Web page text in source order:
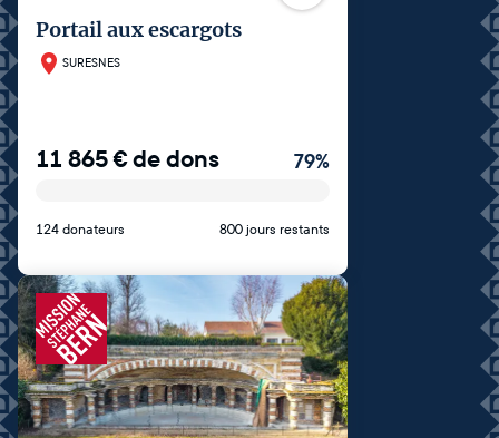
Portail aux escargots
SURESNES
11 865€de dons 79%
124 donateurs 800 jours restants